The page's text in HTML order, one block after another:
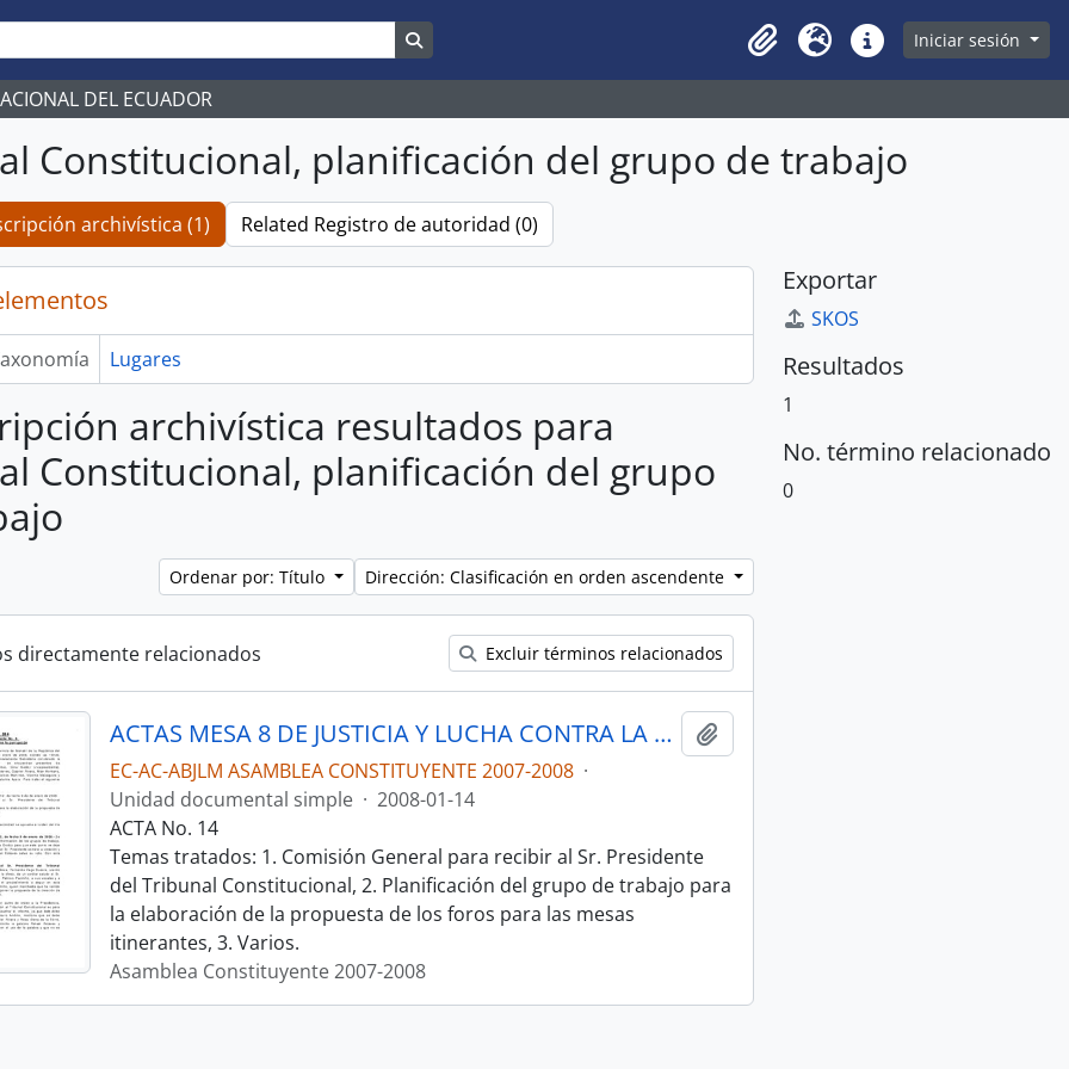
Clipboard
Idioma Enlaces rápidos
Iniciar sesión
DEL ECUADOR
Constitucional, planificación del grupo de trabajo
archivística (1) Related Registro de autoridad (0)
Lugares
archivística resultados para
Constitucional, planificación del grupo
Ordenar por: Título Dirección: Clasificación en orden ascendente
directamente relacionados Excluir términos relacionados
ACTAS MESA 8 DE JUSTICIA Y LUCHA CONTRA LA CORRUPCIÓN
EC-AC-ABJLM ASAMBLEA CONSTITUYENTE 2007-2008 ·
Unidad documental simple · 2008-01-14
ACTA No. 14
Temas tratados: 1. Comisión General para recibir al Sr. Presidente
del Tribunal Constitucional, 2. Planificación del grupo de trabajo para
la elaboración de la propuesta de los foros para las mesas
itinerantes, 3. Varios.
Asamblea Constituyente 2007-2008
Exportar
SKOS
Resultados
1
No. término relacionado
0